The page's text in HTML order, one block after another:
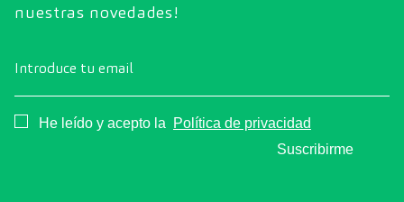
nuestras novedades!
Introduce tu email
Consentimiento
He leído y acepto la
Política de privacidad
Suscribirme